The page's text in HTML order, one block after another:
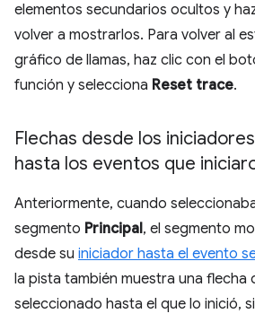
elementos secundarios ocultos y
volver a mostrarlos. Para volver al
gráfico de llamas, haz clic con el
función y selecciona Reset trace.
Flechas desde los
hasta los eventos que
Anteriormente, cuando
segmento Principal, el segmento
desde su iniciador hasta el evento
la pista también muestra una flecha
seleccionado hasta el que lo inició,